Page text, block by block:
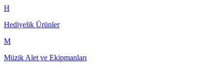
H
Hediyelik Ürünler
M
Müzik Alet ve Ekipmanları